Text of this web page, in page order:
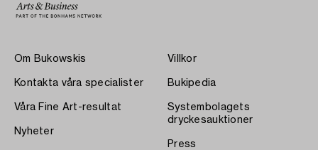
Om Bukowskis
Kontakta våra specialister
Våra Fine Art-resultat
Nyheter
Villkor
Bukipedia
Systembolagets
dryckesauktioner
Press